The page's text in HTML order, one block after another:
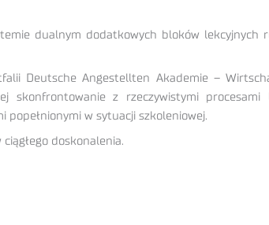
dualnym dodatkowych bloków lekcyjnych
Deutsche Angestellten Akademie –
z rzeczywistymi procesami
w sytuacji szkoleniowej.
doskonalenia.